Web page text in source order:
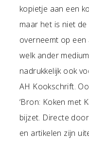
kopietje aan een
maar het is niet
overneemt op
welk ander
nadrukkelijk ook
AH Kookschrift.
‘Bron: Koken met
bijzet. Directe
en artikelen zijn